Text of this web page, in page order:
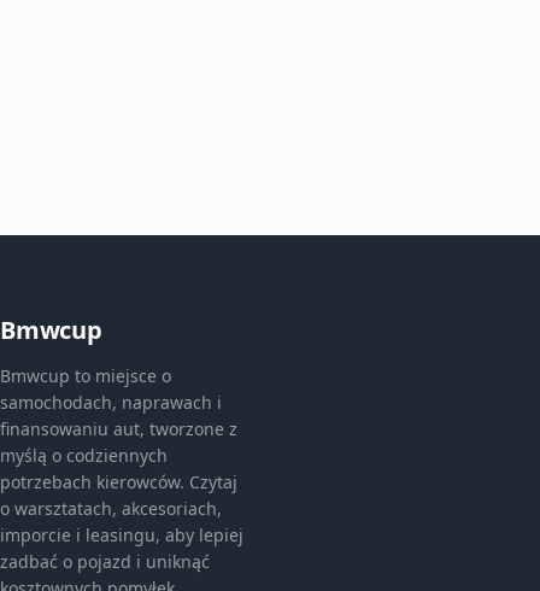
Bmwcup
Bmwcup to miejsce o
samochodach, naprawach i
finansowaniu aut, tworzone z
myślą o codziennych
potrzebach kierowców. Czytaj
o warsztatach, akcesoriach,
imporcie i leasingu, aby lepiej
zadbać o pojazd i uniknąć